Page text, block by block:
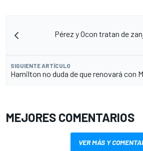
Pérez y Ocon tratan de
SIGUIENTE ARTÍCULO
Hamilton no duda de que renovará con
MEJORES COMENTARIOS
VER MÁS Y